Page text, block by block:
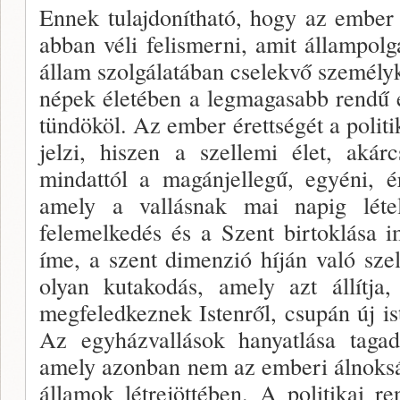
Ennek tulajdonítható, hogy az
abban véli felismerni, amit
állam szolgálatában cse­lekvő
népek életében a legmagasabb
tün­dököl. Az ember érettségét a
jelzi, hiszen a szellemi élet,
mindattól a magánjellegű, egyé­ni,
amely a vallásnak mai napig
felemelkedés és a Szent birtoklása
íme, a szent dimenzió híján való
olyan kutako­dás, amely azt
megfeledkeznek Istenről, csu­pán új
Az egyházvallások hanyatlása
amely azonban nem az emberi
államok létrejöttében. A politikai